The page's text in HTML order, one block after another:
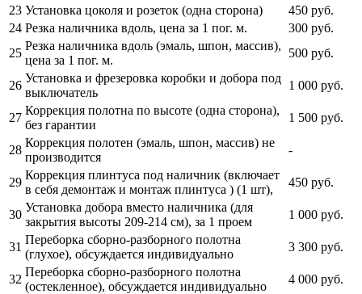
23 Установка цоколя и розеток (одна сторона) 450 руб.
24 Резка наличника вдоль, цена за 1 пог. м. 300 руб.
25
Резка наличника вдоль (эмаль, шпон, массив),
цена за 1 пог. м.
500 руб.
26
Установка и фрезеровка коробки и добора под
выключатель
1 000 руб.
27
Коррекция полотна по высоте (одна сторона),
без гарантии
1 500 руб.
28
Коррекция полотен (эмаль, шпон, массив) не
производится
-
29
Коррекция плинтуса под наличник (включает
в себя демонтаж и монтаж плинтуса ) (1 шт),
450 руб.
30
Установка добора вместо наличника (для
закрытия высоты 209-214 см), за 1 проем
1 000 руб.
31
Переборка сборно-разборного полотна
(глухое), обсуждается индивидуально
3 300 руб.
32
Переборка сборно-разборного полотна
(остекленное), обсуждается индивидуально
4 000 руб.